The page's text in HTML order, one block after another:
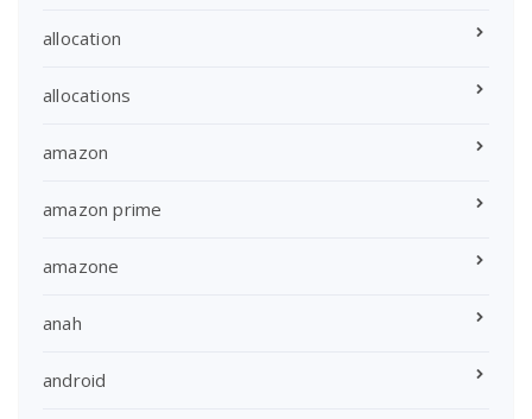
allocation
allocations
amazon
amazon prime
amazone
anah
android